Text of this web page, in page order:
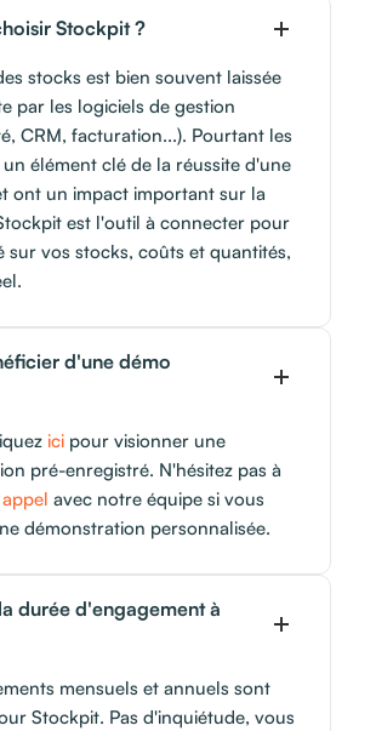
Stockpit ?
stocks est bien souvent laissée
par les logiciels de gestion
CRM, facturation...). Pourtant les
élément clé de la réussite d'une
ont un impact important sur la
est l'outil à connecter pour
sur vos stocks, coûts et quantités,
d'une démo
icipour visionner une
pré-enregistré. N'hésitez pas à
avec notre équipe si vous
démonstration personnalisée.
durée d'engagement à
mensuels et annuels sont
Stockpit. Pas d'inquiétude, vous